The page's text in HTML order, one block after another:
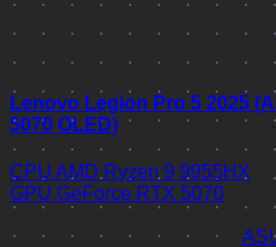
Lenovo Legion Pro 5 2025
5070 OLED)
CPU AMD Ryzen 9 9955HX
GPU GeForce RTX 5070